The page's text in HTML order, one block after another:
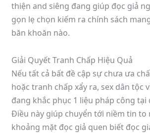
thiện and siêng đang giúp đọc giả
gọn lẹ chọn kiếm ra chính sách
băn khoăn nào.
Giải Quyết Tranh Chấp Hiệu Quả
Nếu tất cả bất đề cập sự chưa ưa
hoặc tranh chấp xẩy ra, sex dân tộc
đang khắc phục 1 liệu pháp công tại
Điều này giúp chuyển tới niềm tin to
khoảng mặt đọc giả quen biết đọc